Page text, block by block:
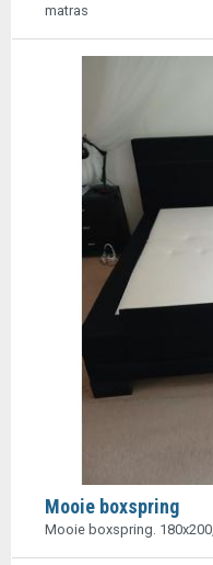
matras
Mooie boxspring
Mooie boxspring.